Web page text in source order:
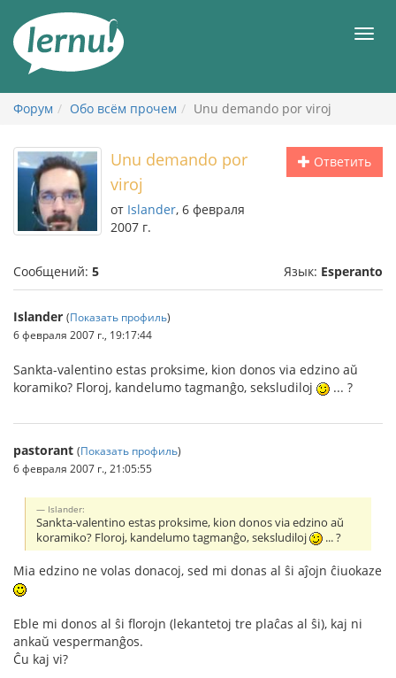
содержанию
Форум Обо всём прочем Unu demando por viroj
Ответить
Unu demando por
viroj
от Islander, 6 февраля
2007 г.
Сообщений: 5 Язык: Esperanto
Islander (Показать профиль)
6 февраля 2007 г., 19:17:44
Sankta-valentino estas proksime, kion donos via edzino aŭ
koramiko? Floroj, kandelumo tagmanĝo, seksludiloj
... ?
pastorant (Показать профиль)
6 февраля 2007 г., 21:05:55
Islander:
Sankta-valentino estas proksime, kion donos via edzino aŭ
koramiko? Floroj, kandelumo tagmanĝo, seksludiloj
... ?
Mia edzino ne volas donacoj, sed mi donas al ŝi aĵojn ĉiuokaze
Eble mi donos al ŝi florojn (lekantetoj tre plaĉas al ŝi), kaj ni
ankaŭ vespermanĝos.
Ĉu kaj vi?